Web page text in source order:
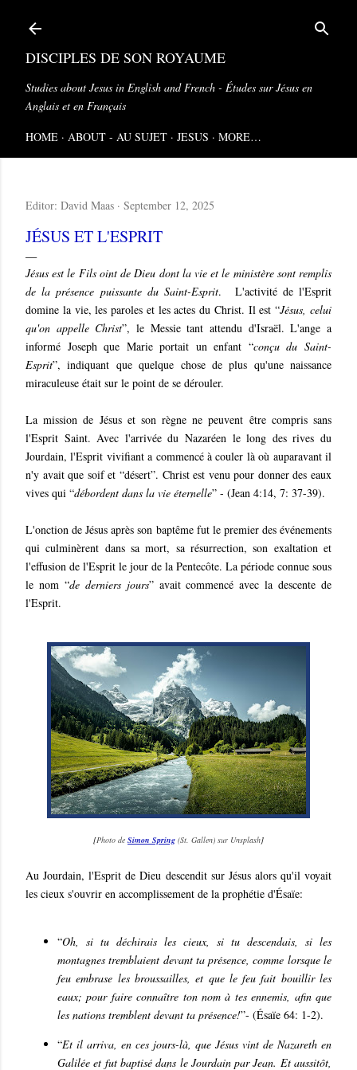
DISCIPLES DE SON ROYAUME
Studies about Jesus in English and French - Études sur Jésus en
Anglais et en Français
HOME ABOUT - AU SUJET JESUS MORE…
Editor: David Maas September 12, 2025
JÉSUS ET L'ESPRIT
Jésus est le Fils oint de Dieu dont la vie et le ministère sont remplis
de la présence puissante du Saint-Esprit. L'activité de l'Esprit
domine la vie, les paroles et les actes du Christ. Il est “Jésus, celui
qu'on appelle Christ”, le Messie tant attendu d'Israël. L'ange a
informé Joseph que Marie portait un enfant “conçu du Saint-
Esprit”, indiquant que quelque chose de plus qu'une naissance
miraculeuse était sur le point de se dérouler.
La mission de Jésus et son règne ne peuvent être compris sans
l'Esprit Saint. Avec l'arrivée du Nazaréen le long des rives du
Jourdain, l'Esprit vivifiant a commencé à couler là où auparavant il
n'y avait que soif et “désert”. Christ est venu pour donner des eaux
vives qui “débordent dans la vie éternelle” - (Jean 4:14, 7: 37-39).
L'onction de Jésus après son baptême fut le premier des événements
qui culminèrent dans sa mort, sa résurrection, son exaltation et
l'effusion de l'Esprit le jour de la Pentecôte. La période connue sous
le nom “de derniers jours” avait commencé avec la descente de
l'Esprit.
[Photo de Simon Spring (St. Gallen) sur Unsplash]
Au Jourdain, l'Esprit de Dieu descendit sur Jésus alors qu'il voyait
les cieux s'ouvrir en accomplissement de la prophétie d'Ésaïe:
“Oh, si tu déchirais les cieux, si tu descendais, si les
montagnes tremblaient devant ta présence, comme lorsque le
feu embrase les broussailles, et que le feu fait bouillir les
eaux; pour faire connaître ton nom à tes ennemis, afin que
les nations tremblent devant ta présence!”- (Ésaïe 64: 1-2).
“Et il arriva, en ces jours-là, que Jésus vint de Nazareth en
Galilée et fut baptisé dans le Jourdain par Jean. Et aussitôt,